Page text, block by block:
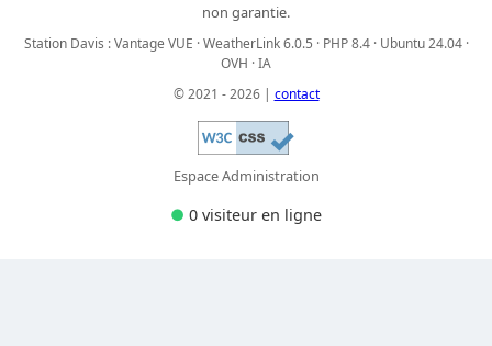
non garantie.
Station Davis : Vantage VUE · WeatherLink 6.0.5 · PHP 8.4 · Ubuntu 24.04 ·
OVH · IA
© 2021 - 2026 | contact
Espace Administration
● 0 visiteur en ligne